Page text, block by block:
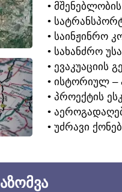
•
•
• ᲡᲐᲘᲜᲟᲘᲜᲠᲝ
• ᲡᲐᲮᲐᲜᲫᲠᲝ
• ᲔᲕᲐᲙᲣᲐᲪᲘᲘᲡ
• ᲘᲡᲢᲝᲠᲘᲣᲚ –
• ᲞᲠᲝᲔᲥᲢᲘᲡ
•
• ᲣᲫᲠᲐᲕᲘ
ᲐᲖᲝᲛᲕᲐ